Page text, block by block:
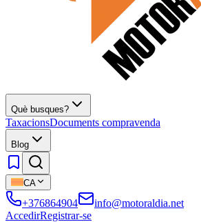
Què busques?
TaxacionsDocuments compravenda
Blog
CA
+376864904
info@motoraldia.net
AccedirRegistrar-se